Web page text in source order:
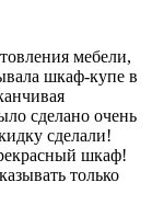
мебели,
шкаф-купе в
сделано очень
сделали!
шкаф!
только